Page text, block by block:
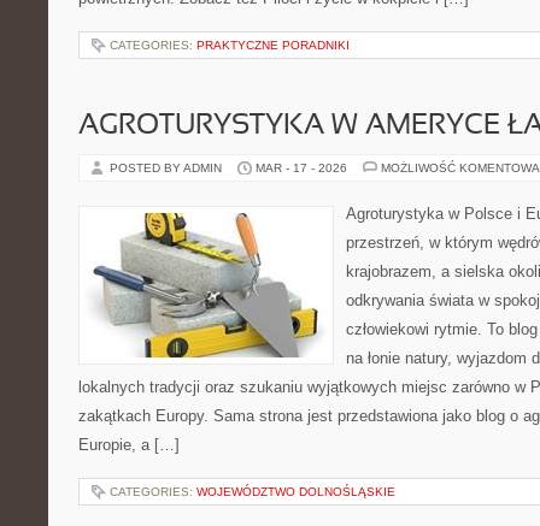
CATEGORIES: PRAKTYCZNE PORADNIKI
AGROTURYSTYKA W AMERYCE
POSTED BY ADMIN MAR - 17 - 2026 MOŻLIWOŚĆ
Agroturystyka w Polsce i
przestrzeń, w którym
krajobrazem, a sielska
odkrywania świata w
człowiekowi rytmie. To
na łonie natury, wyjazdom
lokalnych tradycji oraz szukaniu wyjątkowych miejsc zarówno w
zakątkach Europy. Sama strona jest przedstawiona jako blog o
Europie, a […]
CATEGORIES: WOJEWÓDZTWO DOLNOŚLĄSKIE